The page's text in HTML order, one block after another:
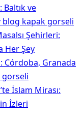
Şehirleri:
Her Şey
İslam Mirası:
İzleri